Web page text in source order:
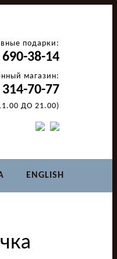
подарки:
38-14
магазин:
70-77
ДО 21.00)
ENGLISH